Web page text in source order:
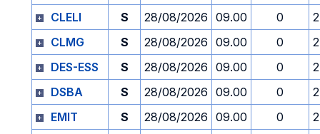
CLELI S 28/08/2026 09.00 0
CLMG
S 28/08/2026 09.00 0
DES-ESS
S 28/08/2026 09.00 0
DSBA
S 28/08/2026 09.00 0
EMIT
S 28/08/2026 09.00 0